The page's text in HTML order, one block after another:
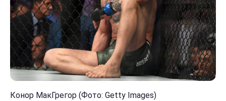
Конор МакГрегор (Фото: Getty Images)